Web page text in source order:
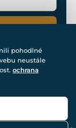
2007-2026.
pohodlné
neustále
ochrana